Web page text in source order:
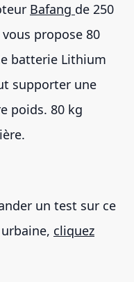
Bafang de 250
propose 80
batterie Lithium
supporter une
poids. 80 kg
un test sur ce
cliquez